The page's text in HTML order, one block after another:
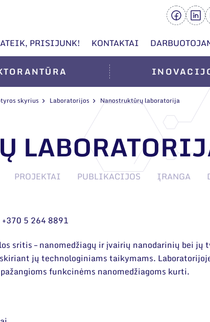
ATEIK, PRISIJUNK! KONTAKTAI
skyrius Laboratorijos Nanostruktūrų laboratorija
PROJEKTAI PUBLIKACIJOS ĮRANGA
+370 5 264 8891
sritis – nanomedžiagų ir įvairių nanodarinių bei jų
jų technologiniams taikymams.
funkcinėms nanomedžiagoms kurti.